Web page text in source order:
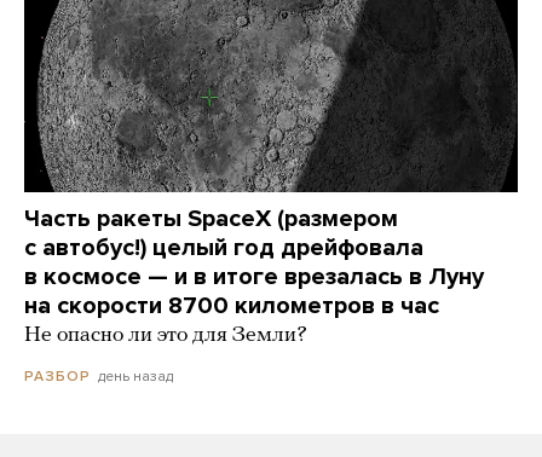
Часть ракеты SpaceX (размером
с автобус!) целый год дрейфовала
в космосе — и в итоге врезалась в Луну
на скорости 8700 километров в час
Не опасно ли это для Земли?
РАЗБОР день назад